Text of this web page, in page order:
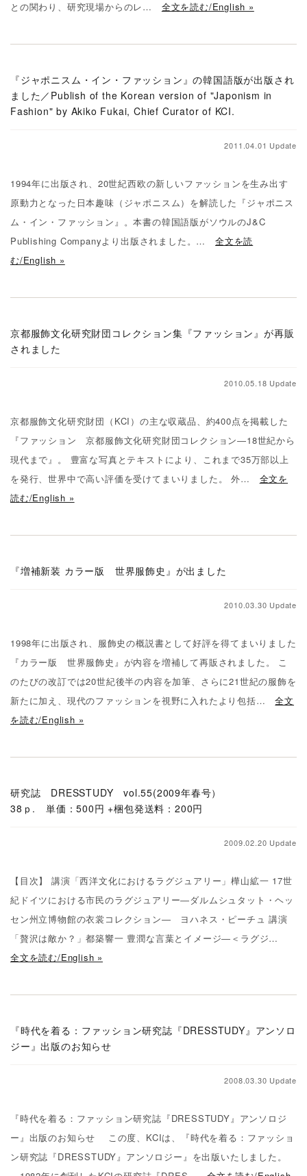
との関わり、研究現場からのレ… 全文を読む/English »
『ジャポニスム・イン・ファッション』の韓国語版が出版され
ました／Publish of the Korean version of "Japonism in
Fashion" by Akiko Fukai, Chief Curator of KCI.
2011.04.01 Update
1994年に出版され、20世紀西欧の新しいファッションを生み出す
原動力となった日本趣味（ジャポニスム）を解読した『ジャポニス
ム・イン・ファッション』。本書の韓国語版がソウルのJ&C
Publishing Companyより出版されました。…全文を読
む/English »
京都服飾文化研究財団コレクション集『ファッション』が再販
されました
2010.05.18 Update
京都服飾文化研究財団（KCI）の主な収蔵品、約400点を掲載した
『ファッション 京都服飾文化研究財団コレクション―18世紀から
現代まで』。 豊富な写真とテキストにより、これまで35万部以上
を発行、世界中で高い評価を受けてまいりました。 外… 全文を
読む/English »
『増補新装 カラー版 世界服飾史』が出ました
2010.03.30 Update
1998年に出版され、服飾史の概説書として好評を得てまいりました
『カラー版 世界服飾史』が内容を増補して再販されました。 こ
のたびの改訂では20世紀後半の内容を加筆、さらに21世紀の服飾を
新たに加え、現代のファッションを視野に入れたより包括…全文
を読む/English »
研究誌 DRESSTUDY vol.55(2009年春号）
38ｐ. 単価：500円 +梱包発送料：200円
2009.02.20 Update
【目次】 講演「西洋文化におけるラグジュアリー」樺山絋一 17世
紀ドイツにおける市民のラグジュアリー―ダルムシュタット・ヘッ
セン州立博物館の衣裳コレクション― ヨハネス・ピーチュ 講演
「贅沢は敵か？」都築響一 豊潤な言葉とイメージ―＜ラグジ…
全文を読む/English »
『時代を着る：ファッション研究誌『DRESSTUDY』アンソロ
ジー』出版のお知らせ
2008.03.30 Update
『時代を着る：ファッション研究誌『DRESSTUDY』アンソロジ
ー』出版のお知らせ この度、KCIは、『時代を着る：ファッショ
ン研究誌『DRESSTUDY』アンソロジー』を出版いたしました。